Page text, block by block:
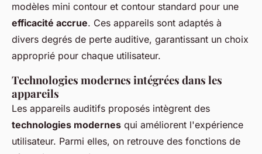
modèles mini contour et contour standard pour une
efficacité accrue. Ces appareils sont adaptés à
divers degrés de perte auditive, garantissant un choix
approprié pour chaque utilisateur.
Technologies modernes intégrées dans les
appareils
Les appareils auditifs proposés intègrent des
technologies modernes qui améliorent l'expérience
utilisateur. Parmi elles, on retrouve des fonctions de